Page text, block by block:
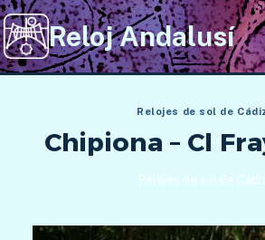
Saltar
al
contenido
Reloj Andalusí
Relojes de sol de
Chipiona – Cl
Relojes de sol de